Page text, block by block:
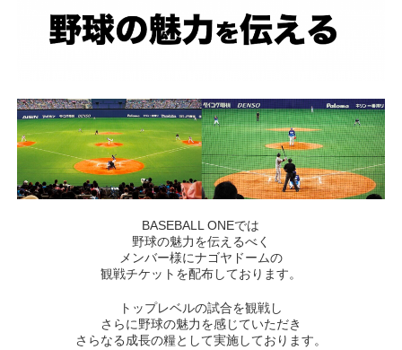
BASEBALL ONEでは
野球の魅力を伝えるべく
メンバー様にナゴヤドームの
観戦チケットを配布しております。
トップレベルの試合を観戦し
さらに野球の魅力を感じていただき
さらなる成長の糧として実施しております。